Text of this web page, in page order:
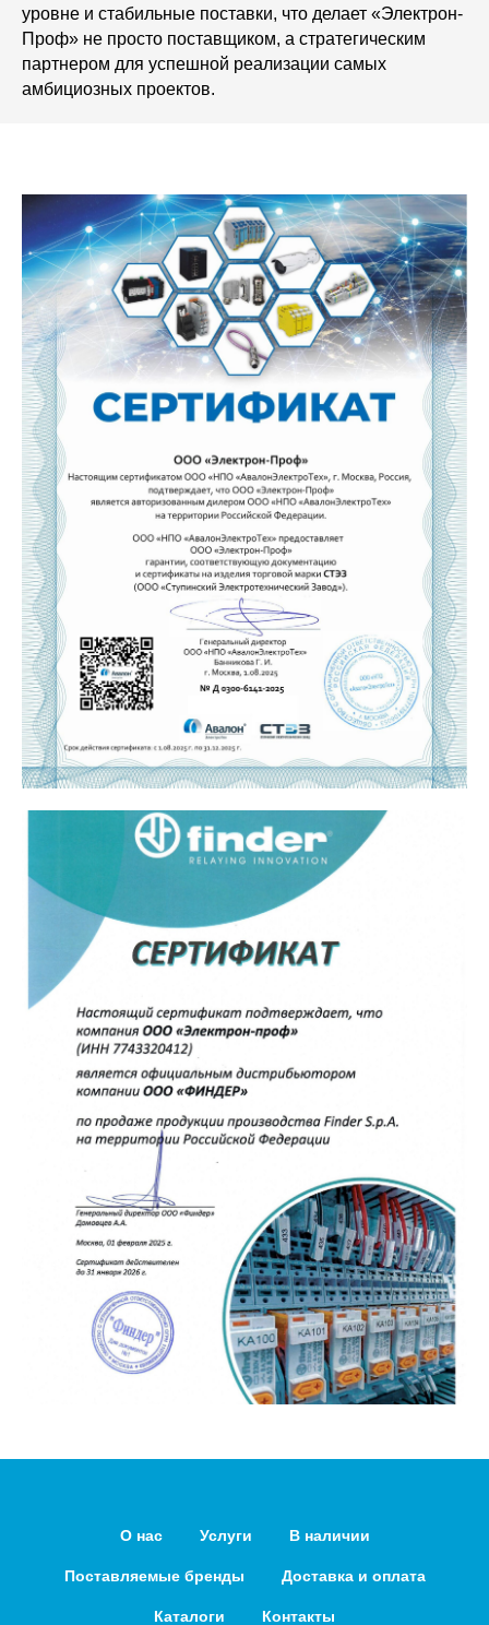
уровне и стабильные поставки, что делает «Электрон-
Проф» не просто поставщиком, а стратегическим
партнером для успешной реализации самых
амбициозных проектов.
О нас Услуги В наличии
Поставляемые бренды Доставка и оплата
Каталоги Контакты